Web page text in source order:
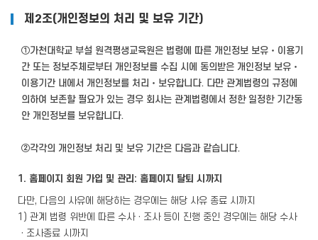
제2조(개인정보의 처리 및 보유 기간)
①가천대학교 부설 원격평생교육원은 법령에 따른 개인정보 보유‧이용기
간 또는 정보주체로부터 개인정보를 수집 시에 동의받은 개인정보 보유‧
이용기간 내에서 개인정보를 처리‧보유합니다. 다만 관계법령의 규정에
의하여 보존할 필요가 있는 경우 회사는 관계법령에서 정한 일정한 기간동
안 개인정보를 보유합니다.
②각각의 개인정보 처리 및 보유 기간은 다음과 같습니다.
1. 홈페이지 회원 가입 및 관리: 홈페이지 탈퇴 시까지
다만, 다음의 사유에 해당하는 경우에는 해당 사유 종료 시까지
1) 관계 법령 위반에 따른 수사ㆍ조사 등이 진행 중인 경우에는 해당 수사
ㆍ조사종료 시까지